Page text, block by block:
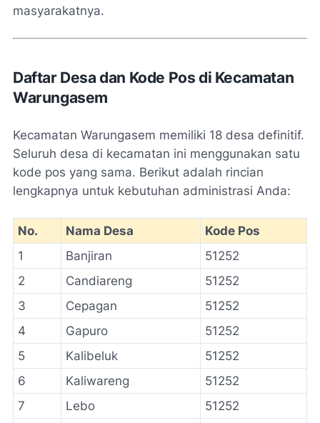
masyarakatnya.
Daftar Desa dan Kode Pos di Kecamatan
Warungasem
Kecamatan Warungasem memiliki 18 desa definitif.
Seluruh desa di kecamatan ini menggunakan satu
kode pos yang sama. Berikut adalah rincian
lengkapnya untuk kebutuhan administrasi Anda:
No. Nama Desa
Kode Pos
1
Banjiran
51252
2
Candiareng
51252
3
Cepagan
51252
4
Gapuro
51252
5
Kalibeluk
51252
6
Kaliwareng
51252
7
Lebo
51252